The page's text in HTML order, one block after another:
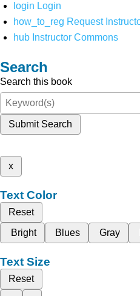
login Login
how_to_reg Request
hub Instructor Commons
Search
Search this book
Submit Search
x
Text Color
Reset
Bright
Blues Gray
Text Size
Reset